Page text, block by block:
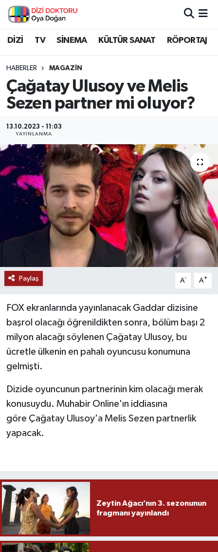
DİZİ TV SİNEMA KÜLTÜR SANAT RÖPORTAJ
HABERLER MAGAZİN
Çağatay Ulusoy ve Melis
Sezen partner mi oluyor?
13.10.2023 - 11:03
YAYINLANMA
Paylaş A- A+
FOX ekranlarında yayınlanacak Gaddar dizisine
başrol olacağı öğrenildikten sonra, bölüm başı 2
milyon alacağı söylenen Çağatay Ulusoy, bu
ücretle ülkenin en pahalı oyuncusu konumuna
gelmişti.
Dizide oyuncunun partnerinin kim olacağı merak
konusuydu. Muhabir Online'ın iddiasına
göre Çağatay Ulusoy'a Melis Sezen partnerlik
yapacak.
Zeytin Ağacı’nın 3. sezonunun
fragmanı yayınlandı
İstanbul Nöbetçi Eczaneler
İstanbul Namaz Vakitleri
İstanbul Trafik Yoğunluk Haritası
Süper Lig Puan Durumu ve Fikstür
Tüm Manşetler
Son Dakika Haberleri
Haber Arşivi